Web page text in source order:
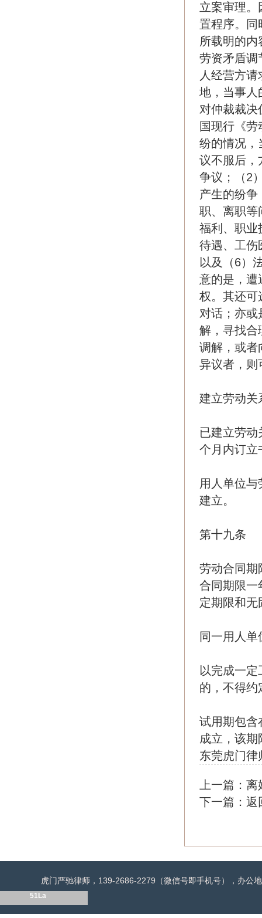
立案审理。
置程序。同
所载明的
劳资矛盾调
人经营方
地，当事人
对仲裁裁决
国现行《
纷的情况，
议不服后，
争议；（2
产生的纷争
职、离职等
福利、职业
待遇、工伤
以及（6）
意的是，遭
权。其还可
对话；亦或
解，寻找合
调解，或者
异议者，则
建立劳动关
已建立劳动
个月内订立
用人单位
建立。
第十九条
劳动合同期
合同期限一
定期限和无
同一用人
以完成一
的，不得约
试用期包含
成立，该
东莞虎门律
上一篇： 离
下一篇： 返
虎门严驰律师，139-2686-2279（微信号即手机号），办公
51La